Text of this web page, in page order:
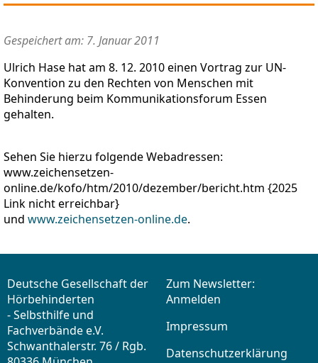
Gespeichert am: 7. Januar 2011
Ulrich Hase hat am 8. 12. 2010 einen Vortrag zur UN-
Konvention zu den Rechten von Menschen mit
Behinderung beim Kommunikationsforum Essen
gehalten.
Sehen Sie hierzu folgende Webadressen:
www.zeichensetzen-
online.de/kofo/htm/2010/dezember/bericht.htm {2025
Link nicht erreichbar}
und www.zeichensetzen-online.de.
Deutsche Gesellschaft der
Hörbehinderten
- Selbsthilfe und
Fachverbände e.V.
Schwanthalerstr. 76 / Rgb.
Zum Newsletter:
Anmelden
Impressum
Datenschutzerklärung